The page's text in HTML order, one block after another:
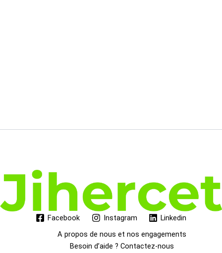
Facebook Instagram
Linkedin
A propos de nous et nos engagements
Besoin d’aide ? Contactez-nous